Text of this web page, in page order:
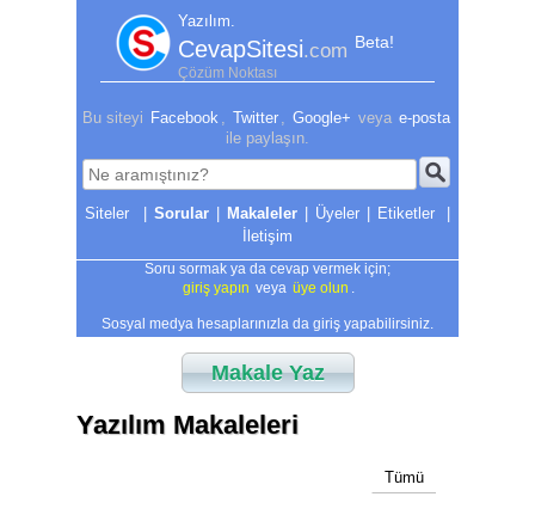
Yazılım.
CevapSitesi.com Beta!
Çözüm Noktası
Bu siteyi Facebook Twitter Google+ veya e-posta
ile paylaşın.
| Sorular | Makaleler | Üyeler | Etiketler
|
İletişim
Soru sormak ya da cevap vermek için;
giriş yapın veya üye olun
Sosyal medya hesaplarınızla da giriş yapabilirsiniz.
Makale Yaz
Yazılım Makaleleri
Tümü